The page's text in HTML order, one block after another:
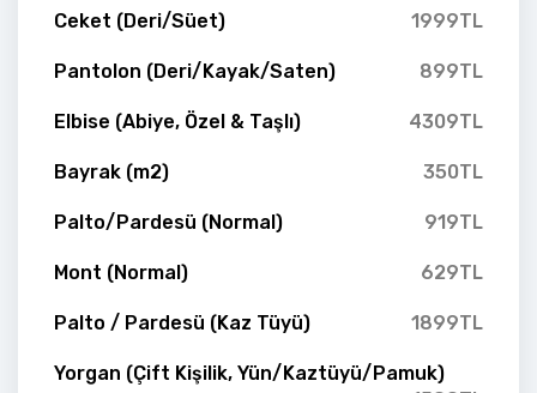
Ceket (Deri/Süet) 1999TL
Pantolon (Deri/Kayak/Saten) 899TL
Elbise (Abiye, Özel & Taşlı) 4309TL
Bayrak (m2) 350TL
Palto/Pardesü (Normal) 919TL
Mont (Normal) 629TL
Palto / Pardesü (Kaz Tüyü) 1899TL
Yorgan (Çift Kişilik, Yün/Kaztüyü/Pamuk)